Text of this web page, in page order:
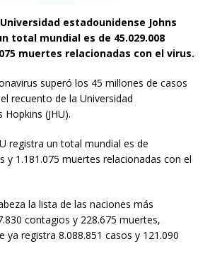
estadounidense Johns
total mundial es de 45.029.008
muertes relacionadas con el virus.
superó los 45 millones de casos
recuento de la Universidad
(JHU).
registra un total mundial es de
y 1.181.075 muertes relacionadas con el
la lista de las naciones más
contagios y 228.675 muertes,
ya registra 8.088.851 casos y 121.090